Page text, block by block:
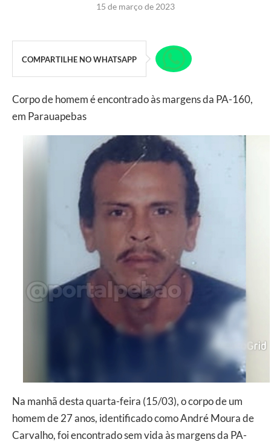
15 de março de 2023
COMPARTILHE NO WHATSAPP
Corpo de homem é encontrado às margens da PA-160,
em Parauapebas
Na manhã desta quarta-feira (15/03), o corpo de um
homem de 27 anos, identificado como André Moura de
Carvalho, foi encontrado sem vida às margens da PA-